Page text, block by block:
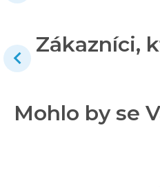
Zákazníci,
Mohlo by se